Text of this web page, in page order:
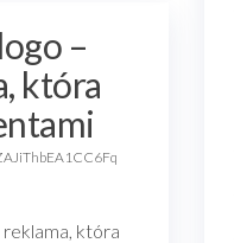
–
która
reklama, która